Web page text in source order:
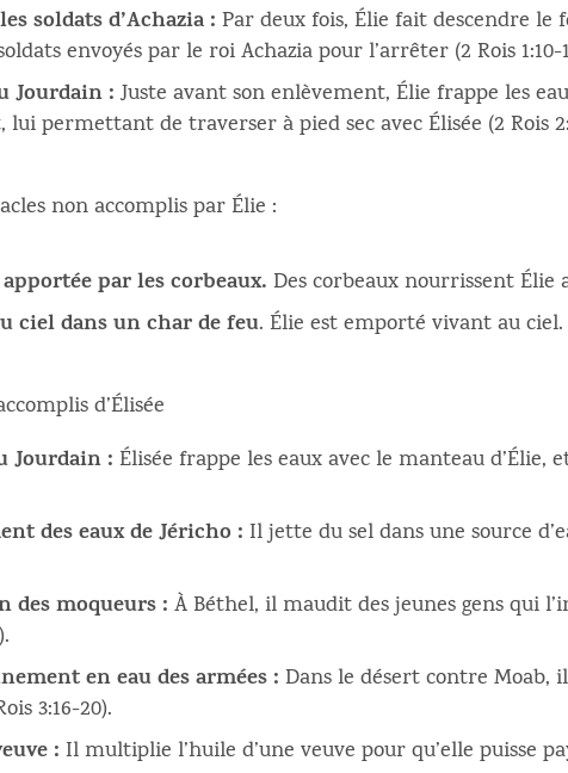
soldats d’Achazia : Par deux fois, Élie fait descendre
envoyés par le roi Achazia pour l’arrêter (2 Rois 1:10-
Jourdain : Juste avant son enlèvement, Élie frappe les
lui permettant de traverser à pied sec avec Élisée (2 Rois
non accomplis par Élie :
par les corbeaux. Des corbeaux nourrissent Élie
ciel dans un char de feu. Élie est emporté vivant au ciel.
d’Élisée
Jourdain : Élisée frappe les eaux avec le manteau d’Élie,
des eaux de Jéricho : Il jette du sel dans une source
des moqueurs : À Béthel, il maudit des jeunes gens qui
en eau des armées : Dans le désert contre Moab,
3:16-20).
: Il multiplie l’huile d’une veuve pour qu’elle puisse